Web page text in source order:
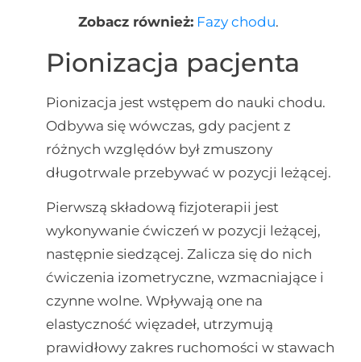
Zobacz również: Fazy chodu.
Pionizacja pacjenta
Pionizacja jest wstępem do nauki chodu.
Odbywa się wówczas, gdy pacjent z
różnych względów był zmuszony
długotrwale przebywać w pozycji leżącej.
Pierwszą składową fizjoterapii jest
wykonywanie ćwiczeń w pozycji leżącej,
następnie siedzącej. Zalicza się do nich
ćwiczenia izometryczne, wzmacniające i
czynne wolne. Wpływają one na
elastyczność więzadeł, utrzymują
prawidłowy zakres ruchomości w stawach